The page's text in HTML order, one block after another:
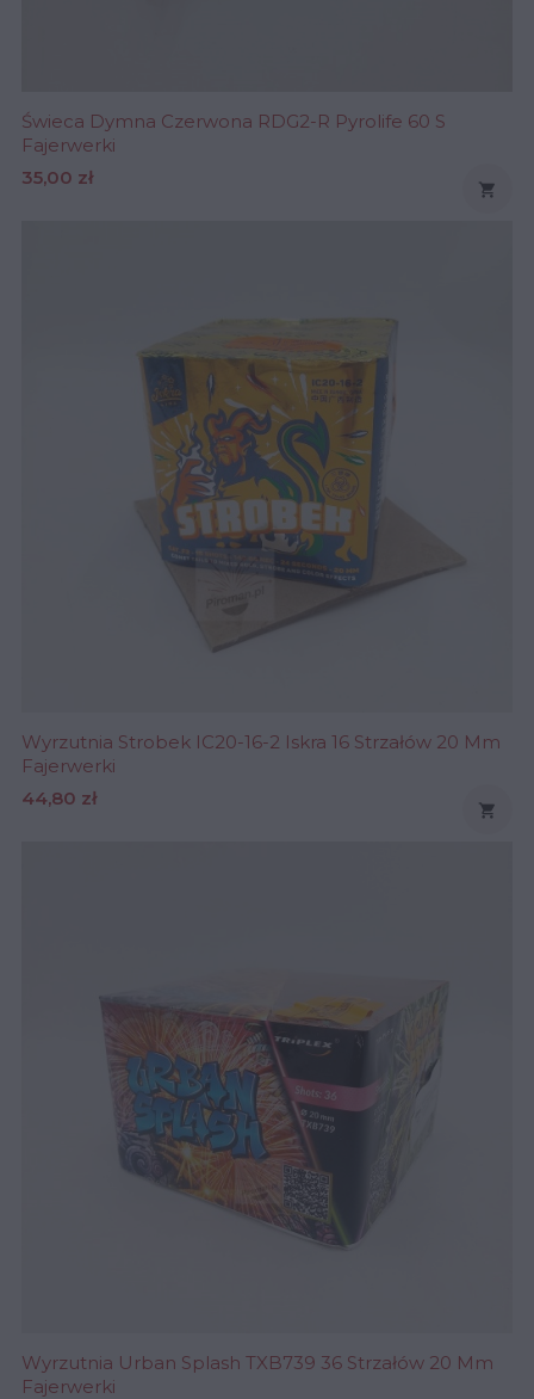
Świeca Dymna Czerwona RDG2-R Pyrolife 60 S
Fajerwerki
Cena
35,00 zł

Wyrzutnia Strobek IC20-16-2 Iskra 16 Strzałów 20 Mm
Fajerwerki
Cena
44,80 zł

Wyrzutnia Urban Splash TXB739 36 Strzałów 20 Mm
Fajerwerki